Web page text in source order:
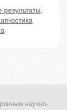
результаты,
научно-